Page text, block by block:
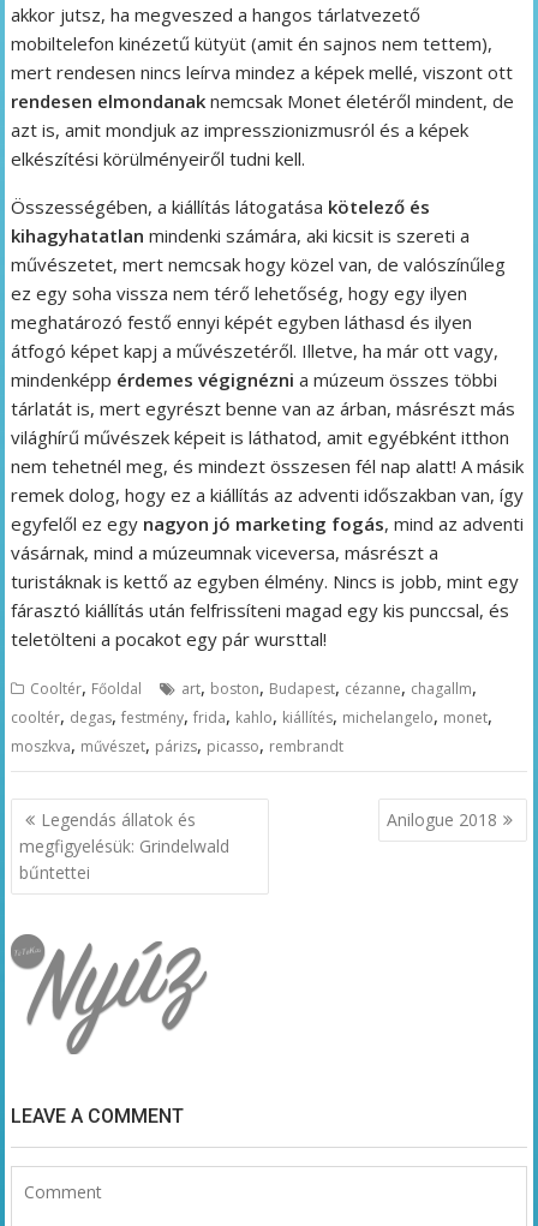
akkor jutsz, ha megveszed a hangos tárlatvezető
mobiltelefon kinézetű kütyüt (amit én sajnos nem tettem),
mert rendesen nincs leírva mindez a képek mellé, viszont ott
rendesen elmondanak nemcsak Monet életéről mindent, de
azt is, amit mondjuk az impresszionizmusról és a képek
elkészítési körülményeiről tudni kell.
Összességében, a kiállítás látogatása kötelező és
kihagyhatatlan mindenki számára, aki kicsit is szereti a
művészetet, mert nemcsak hogy közel van, de valószínűleg
ez egy soha vissza nem térő lehetőség, hogy egy ilyen
meghatározó festő ennyi képét egyben láthasd és ilyen
átfogó képet kapj a művészetéről. Illetve, ha már ott vagy,
mindenképp érdemes végignézni a múzeum összes többi
tárlatát is, mert egyrészt benne van az árban, másrészt más
világhírű művészek képeit is láthatod, amit egyébként itthon
nem tehetnél meg, és mindezt összesen fél nap alatt! A másik
remek dolog, hogy ez a kiállítás az adventi időszakban van, így
egyfelől ez egy nagyon jó marketing fogás, mind az adventi
vásárnak, mind a múzeumnak viceversa, másrészt a
turistáknak is kettő az egyben élmény. Nincs is jobb, mint egy
fárasztó kiállítás után felfrissíteni magad egy kis punccsal, és
teletölteni a pocakot egy pár wursttal!
Cooltér, Főoldal art, boston, Budapest, cézanne, chagallm,
cooltér, degas,festmény,frida, kahlo, kiállítés, michelangelo, monet,
moszkva, művészet, párizs, picasso, rembrandt
Bejegyzés
navigáció
Legendás állatok és
megfigyelésük: Grindelwald
bűntettei
Anilogue 2018
LEAVE A COMMENT